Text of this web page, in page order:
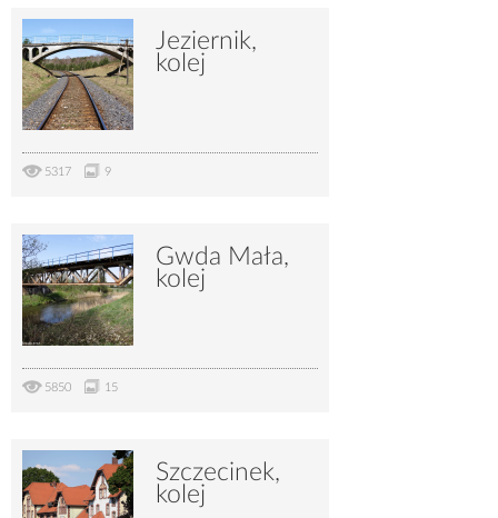
Jeziernik,
kolej
5317 9
Gwda Mała,
kolej
5850 15
Szczecinek,
kolej